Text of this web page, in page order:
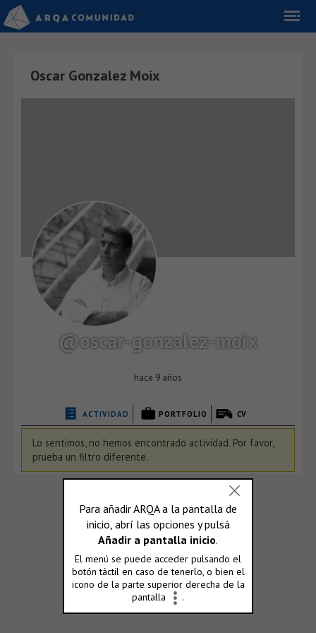
Oscar Gonzalez Moix
@oscar-gonzalez-moix
hace 9 años
ACTIVIDAD PORTFOLIO CV
Lo sentimos, no hemos encontrado actividad. Por favor,
prueba un filtro diferente.